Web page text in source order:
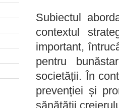
Subiectul
contextul
important,
pentru
societății. În
prevenției și
sănătății